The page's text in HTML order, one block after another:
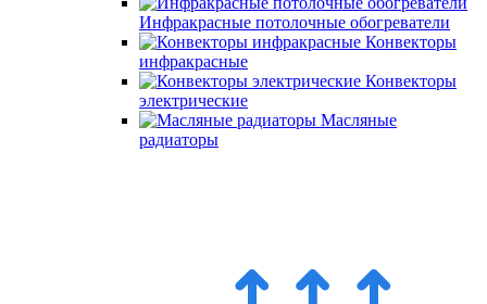
Инфракрасные потолочные обогреватели
Конвекторы
инфракрасные
Конвекторы
электрические
Масляные
радиаторы